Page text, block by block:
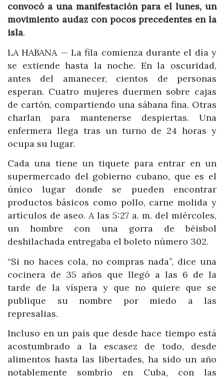
convocó a una manifestación para el lunes, un
movimiento audaz con pocos precedentes en la
isla.
LA HABANA — La fila comienza durante el día y
se extiende hasta la noche. En la oscuridad,
antes del amanecer, cientos de personas
esperan. Cuatro mujeres duermen sobre cajas
de cartón, compartiendo una sábana fina. Otras
charlan para mantenerse despiertas. Una
enfermera llega tras un turno de 24 horas y
ocupa su lugar.
Cada una tiene un tiquete para entrar en un
supermercado del gobierno cubano, que es el
único lugar donde se pueden encontrar
productos básicos como pollo, carne molida y
artículos de aseo. A las 5:27 a. m. del miércoles,
un hombre con una gorra de béisbol
deshilachada entregaba el boleto número 302.
“Si no haces cola, no compras nada”, dice una
cocinera de 35 años que llegó a las 6 de la
tarde de la víspera y que no quiere que se
publique su nombre por miedo a las
represalias.
Incluso en un país que desde hace tiempo está
acostumbrado a la escasez de todo, desde
alimentos hasta las libertades, ha sido un año
notablemente sombrío en Cuba, con las